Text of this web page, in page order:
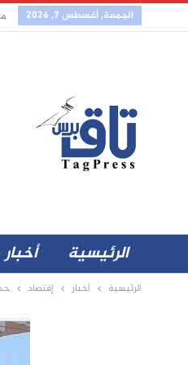
الجمعة, أغسطس 7, 2026
الرئيسية أخبار
الرئيسية أخبار إقتصاد